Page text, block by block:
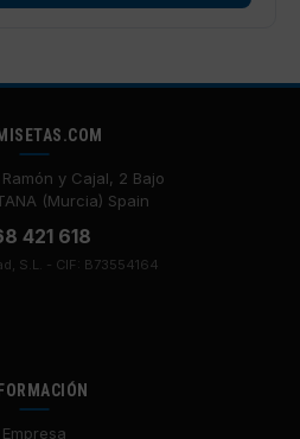
y Cajal, 2 Bajo
(Murcia) Spain
421 618
S.L. - CIF: B73554164
Empresa